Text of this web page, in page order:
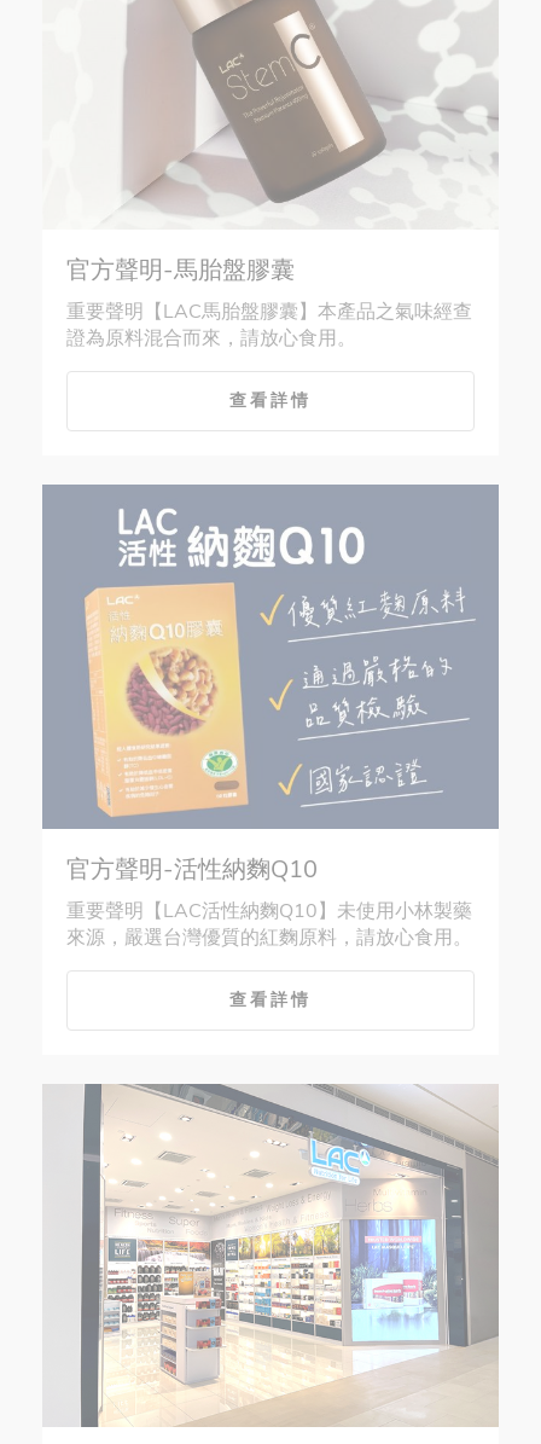
官方聲明-馬胎盤膠囊
重要聲明【LAC馬胎盤膠囊】本產品之氣味經查
證為原料混合而來，請放心食用。
查看詳情
官方聲明-活性納麴Q10
重要聲明【LAC活性納麴Q10】未使用小林製藥
來源，嚴選台灣優質的紅麴原料，請放心食用。
查看詳情